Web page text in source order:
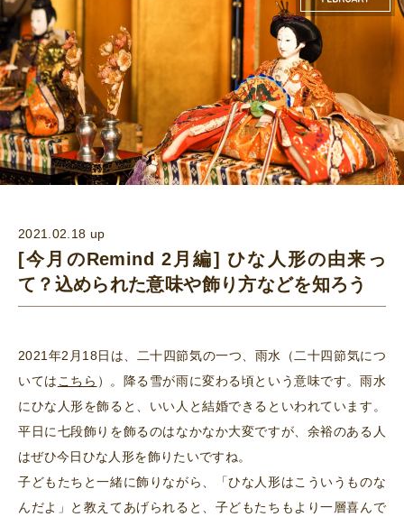
2021.02.18 up
[今月のRemind 2月編] ひな人形の由来っ
て？込められた意味や飾り方などを知ろう
2021年2月18日は、二十四節気の一つ、雨水（二十四節気につ
いては こちら ）。降る雪が雨に変わる頃という意味です。雨水
にひな人形を飾ると、いい人と結婚できるといわれています。
平日に七段飾りを飾るのはなかなか大変ですが、余裕のある人
はぜひ今日ひな人形を飾りたいですね。
子どもたちと一緒に飾りながら、「ひな人形はこういうものな
んだよ」と教えてあげられると、子どもたちもより一層喜んで